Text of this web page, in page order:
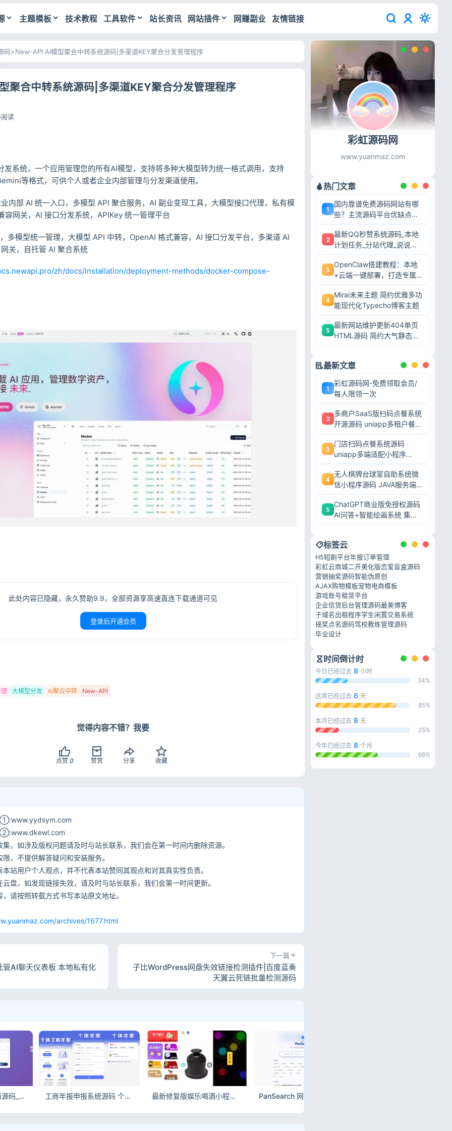
主题模板 技术教程 工具软件 站长资讯 网站插件 网赚副业 友情链接
码>New-API AI模型聚合中转系统源码|多渠道KEY聚合分发管理程序
聚合中转系统源码|多渠道KEY聚合分发管理程序
读
发系统，一个应用管理您的所有AI模型，支持将多种大模型转为统一格式调用，支持
等格式，可供个人或者企业内部管理与分发渠道使用。
内部 AI 统一入口，多模型 API 聚合服务，AI 副业变现工具，大模型接口代理，私有模
容网关，AI 接口分发系统，APIKey 统一管理平台
多模型统一管理，大模型 API 中转，OpenAI 格式兼容，AI 接口分发平台，多渠道 AI
关，自托管 AI 聚合系统
zh/docs/installation/deployment-methods/docker-compose-
此处内容已隐藏，永久赞助9.9，全部资源享高速直连下载通道可见
登录后开通会员
大模型分发 AI聚合中转 New-API
觉得内容不错？我要
点赞 0 赞赏 分享 收藏
①:www.yydsym.com
②:www.dkewl.com
，如涉及版权问题请及时与站长联系，我们会在第一时间内删除资源。
，不提供解答疑问和安装服务。
站用户个人观点，并不代表本站赞同其观点和对其真实性负责。
盘，如发现链接失效，请及时与站长联系，我们会第一时间更新。
请按照转载方式书写本站原文地址。
archives/1677.html
AI聊天仪表板 本地私有化
下一篇
子比WordPress网盘失效链接检测插件|百度蓝奏
天翼云死链批量检测源码
星语心愿悄悄话密语源码_带后台完整运营版_匿名好友留言系统 工商年报申报系统源码 个体工商户年报注销H5搭建 微信V3支付 最新修复版娱乐喝酒小程序源码 8大聚会互动游戏全功能版
彩虹源码网
www.yuanmaz.com
热门文章
1
国内靠谱免费源码网站有哪
些？主流源码平台优缺点深
2
最新QQ秒赞系统源码_本地
计划任务_分站代理_说说赞
3
OpenClaw搭建教程：本地
+云端一键部署，打造专属AI
4
Mirai未来主题 简约优雅多功
能现代化Typecho博客主题
5
最新网站维护更新404单页
HTML源码 简约大气静态模
最新文章
1
彩虹源码网-免费领取会员/
每人限领一次
2
多商户SaaS版扫码点餐系统
开源源码 uniapp多租户餐饮
3
门店扫码点餐系统源码
uniapp多端适配小程序
银全套源码
4
无人棋牌台球室自助系统微
信小程序源码 JAVA服务端全
5
ChatGPT商业版免授权源码
AI问答+智能绘画系统 集成
标签云
H5短剧平台年报订单管理
彩虹云商城二开美化版恋爱盲盒源码
营销抽奖源码智能伪原创
AJAX购物模板宠物电商模板
游戏账号租赁平台
企业信贷后台管理源码最美博客
子域名出租程序学生闲置交易系统
摇奖点名源码驾校教练管理源码
毕业设计
时间倒计时
今日已经过去 8 小时
34%
这周已经过去 6 天
85%
本月已经过去 8 天
25%
今年已经过去 8 个月
66%
记住登录